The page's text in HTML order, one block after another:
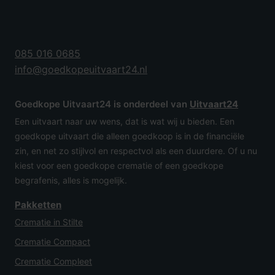
085 016 0685
info@goedkopeuitvaart24.nl
Goedkope Uitvaart24 is onderdeel van Uitvaart24
Een uitvaart naar uw wens, dat is wat wij u bieden. Een
goedkope uitvaart die alleen goedkoop is in de financiële
zin, en net zo stijlvol en respectvol als een duurdere. Of u nu
kiest voor een goedkope crematie of een goedkope
begrafenis, alles is mogelijk.
Pakketten
Crematie in Stilte
Crematie Compact
Crematie Compleet